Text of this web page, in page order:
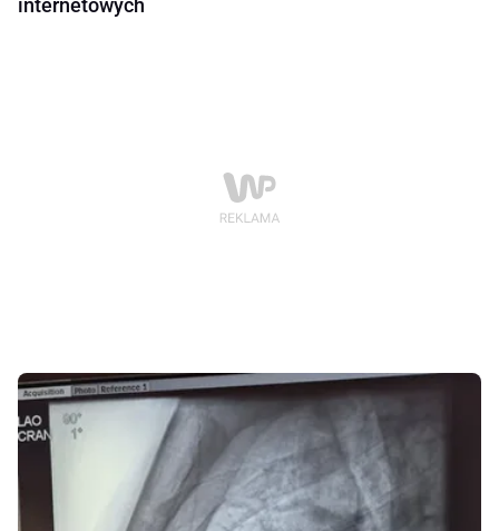
internetowych